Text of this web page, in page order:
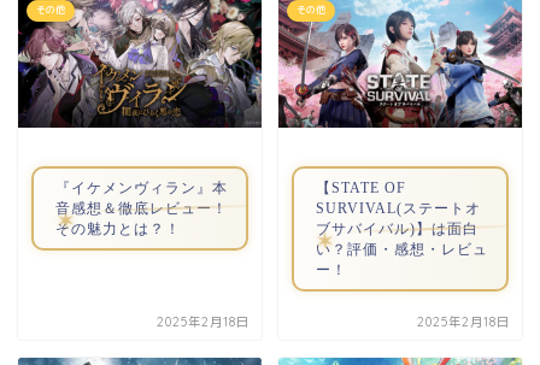
その他
『イケメンヴィラン』本
音感想＆徹底レビュー！
その魅力とは？！
2025年2月18日
その他
【STATE OF
SURVIVAL(ステートオ
ブサバイバル)】は面白
い？評価・感想・レビュ
ー！
2025年2月18日